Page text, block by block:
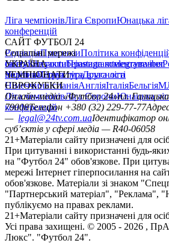
Ліга чемпіонівЛіга ЄвропиЮнацька
конференцій
САЙТ ФУТБОЛ 24
РедакціяПрогнозиПолітика
сайтуКонтактиПравила коментування
політикаСтруктура власності
Соціальні мережі
facebookxyoutubeinstagramtelegramviber
УКРАЇНА
УкраїнаПерша лігаДруга ліга
ЧЕМПІОНАТИ
НімеччинаІспаніяАнгліяІталіяБельгія
ЄВРОКУБКИ
Ліга чемпіонівЛіга ЄвропиЮнацька
конференцій
Онлайн-медіа «Футбол 24»пл.
79008Телефон +380 (32) 229-77-77
— legal@24tv.com.uaІдентифікатор
суб’єктів у сфері медіа — R40-06058
21+Матеріали сайту призначені для
При цитуванні і використанні будь-
на "Футбол 24" обов'язкове. При
мережі Інтернет гіперпосилання на
обов'язкове. Матеріали зі знаком
"Партнерський матеріал", "Реклама",
публікуємо на правах реклами.
21+Матеріали сайту призначені для
Усi права захищенi. © 2005 - 2026 ,
Люкс". "Футбол 24".